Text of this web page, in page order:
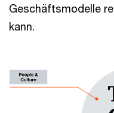
Geschäftsmodelle
kann.